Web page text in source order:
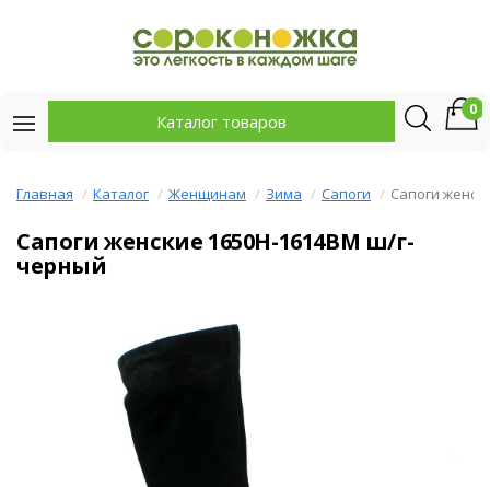
Каталог товаров
0
Главная Каталог Женщинам Зима Сапоги Сапоги
Сапоги женские 1650H-1614BM ш/г-
черный